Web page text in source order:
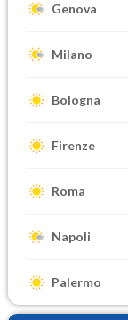
Genova
Milano
Bologna
Firenze
Roma
Napoli
Palermo